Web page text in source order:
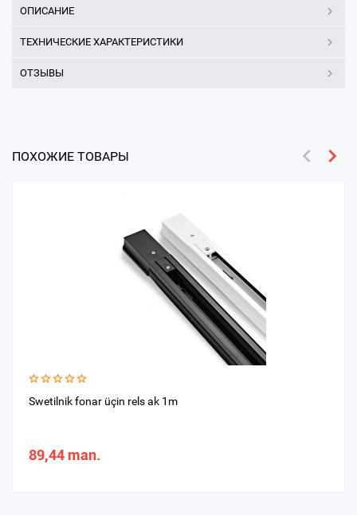
ОПИСАНИЕ
ТЕХНИЧЕСКИЕ ХАРАКТЕРИСТИКИ
ОТЗЫВЫ
ПОХОЖИЕ ТОВАРЫ
Swetilnik fonar üçin rels ak 1m
89,44 man.